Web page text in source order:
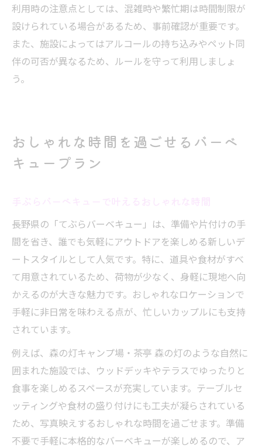
利用時の注意点としては、混雑時や繁忙期は時間制限が
設けられている場合があるため、事前確認が重要です。
また、施設によってはアルコールの持ち込みやペット同
伴の可否が異なるため、ルールを守って利用しましょ
う。
おしゃれな時間を過ごせるバーベ
キュープラン
長野県の「てぶらバーベキュー」は、準備や片付けの手
間を省き、誰でも気軽にアウトドアを楽しめる新しいデ
ートスタイルとして人気です。特に、道具や食材がすべ
て用意されているため、荷物が少なく、身軽に現地へ向
かえるのが大きな魅力です。おしゃれなロケーションで
手軽に非日常を味わえる点が、忙しいカップルにも支持
されています。
例えば、森の灯キャンプ場・茶亭 森の灯のような自然に
囲まれた施設では、ウッドデッキやテラスでゆったりと
食事を楽しめるスペースが充実しています。テーブルセ
ッティングや食材の盛り付けにも工夫が凝らされている
ため、写真映えするおしゃれな時間を過ごせます。準備
不要で手軽に本格的なバーベキューが楽しめるので、ア